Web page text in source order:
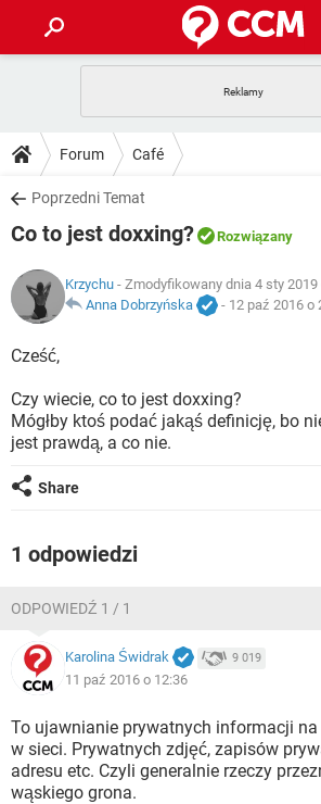
GRY
SPOTIFY
INSTAGRAM FACEBOOK
WINDOWS 10
PORADY
PlayStation
INSTAGRAM
WINDOWS 10
DO POBRANIA
ANDROID TIKTOK
GRY
IOS NETFLIX
INSTAGRAM
COVID-19 TIKTOK
GRY
SPOTIFY
INSTAGRAM
WINDOWS 10
ARTYKUŁY
COVID-19
SPOTIFY NETFLIX
INSTAGRAM
WINDOWS 10
Forum Café
Poprzedni Temat
Co to jest doxxing? Rozwiązany
Krzychu - Zmodyfikowany dnia 4 sty 2019
Anna Dobrzyńska
- 12 paź 2016 o
Cześć,
Czy wiecie, co to jest doxxing?
Mógłby ktoś podać jakąś definicję, bo
jest prawdą, a co nie.
Share
1 odpowiedzi
ODPOWIEDŹ 1 / 1
Karolina Świdrak 9 019
11 paź 2016 o 12:36
To ujawnianie prywatnych informacji
w sieci. Prywatnych zdjęć, zapisów
adresu etc. Czyli generalnie rzeczy
wąskiego grona.